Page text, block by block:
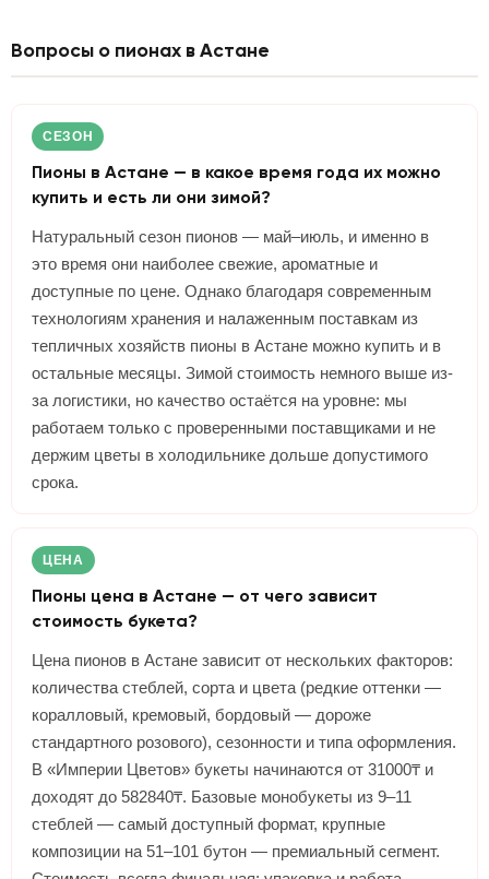
Вопросы о пионах в Астане
СЕЗОН
Пионы в Астане — в какое время года их можно
купить и есть ли они зимой?
Натуральный сезон пионов — май–июль, и именно в
это время они наиболее свежие, ароматные и
доступные по цене. Однако благодаря современным
технологиям хранения и налаженным поставкам из
тепличных хозяйств пионы в Астане можно купить и в
остальные месяцы. Зимой стоимость немного выше из-
за логистики, но качество остаётся на уровне: мы
работаем только с проверенными поставщиками и не
держим цветы в холодильнике дольше допустимого
срока.
ЦЕНА
Пионы цена в Астане — от чего зависит
стоимость букета?
Цена пионов в Астане зависит от нескольких факторов:
количества стеблей, сорта и цвета (редкие оттенки —
коралловый, кремовый, бордовый — дороже
стандартного розового), сезонности и типа оформления.
В «Империи Цветов» букеты начинаются от 31000₸ и
доходят до 582840₸. Базовые монобукеты из 9–11
стеблей — самый доступный формат, крупные
композиции на 51–101 бутон — премиальный сегмент.